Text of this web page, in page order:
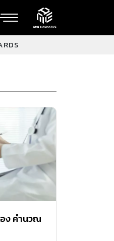
ง คำนวณ